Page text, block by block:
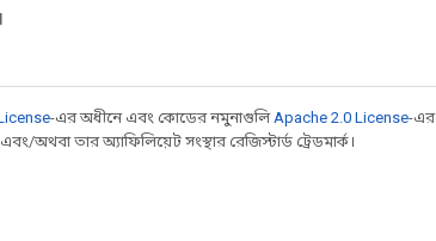
-এর অধীনে এবং কোডের নমুনাগুলি Apache 2.0 License-এর
অথবা তার অ্যাফিলিয়েট সংস্থার রেজিস্টার্ড ট্রেডমার্ক।